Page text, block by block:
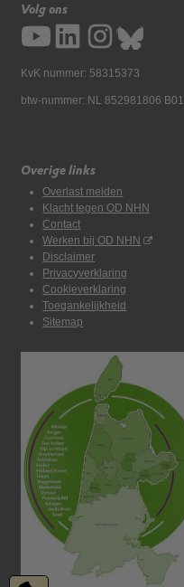
Volg ons
KvK nummer: 58315373
btw-nummer: NL 852981806 B01
Overige links
Overlast melden
Klacht tegen OD NHN
Contact
Werken bij OD NHN
Disclaimer
Privacyverklaring
Cookieverklaring
Toegankelijkheid
Sitemap